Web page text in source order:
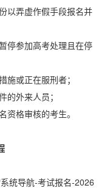
以弄虚作假手段报名并
停参加高考处理且在停
施或正在服刑者；
的外来人员；
资格审核的考生。
统导航-考试报名-2026